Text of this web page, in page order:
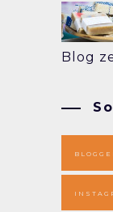
Blog